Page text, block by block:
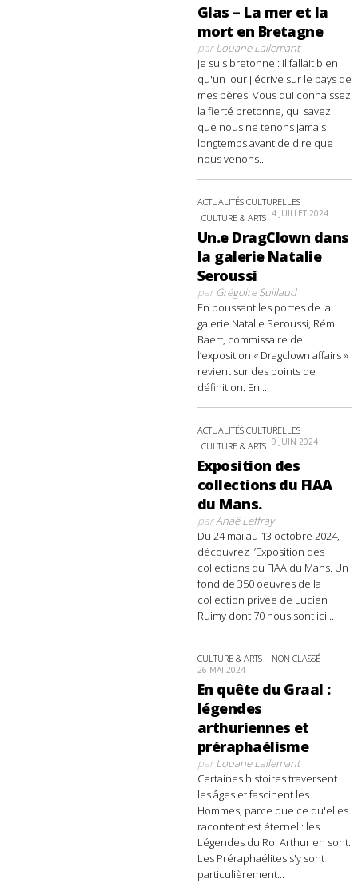
Glas – La mer et la
mort en Bretagne
parLouane Lallemant
Je suis bretonne : il fallait bien
qu'un jour j'écrive sur le pays de
mes pères. Vous qui connaissez
la fierté bretonne, qui savez
que nous ne tenons jamais
longtemps avant de dire que
nous venons...
ACTUALITÉS CULTURELLES
CULTURE & ARTS 4 JUILLET 2024
Un.e DragClown dans
la galerie Natalie
Seroussi
parGrégoire Suillaud
En poussant les portes de la
galerie Natalie Seroussi, Rémi
Baert, commissaire de
l’exposition « Dragclown affairs »
revient sur des points de
définition. En...
ACTUALITÉS CULTURELLES
CULTURE & ARTS 9 JUIN 2024
Exposition des
collections du FIAA
du Mans.
parAnaë Leffray
Du 24 mai au 13 octobre 2024,
découvrez l’Exposition des
collections du FIAA du Mans. Un
fond de 350 oeuvres de la
collection privée de Lucien
Ruimy dont 70 nous sont ici...
CULTURE & ARTS NON CLASSÉ
26 MAI 2024
En quête du Graal :
légendes
arthuriennes et
préraphaélisme
parLouane Lallemant
Certaines histoires traversent
les âges et fascinent les
Hommes, parce que ce qu'elles
racontent est éternel : les
Légendes du Roi Arthur en sont.
Les Préraphaélites s'y sont
particulièrement...